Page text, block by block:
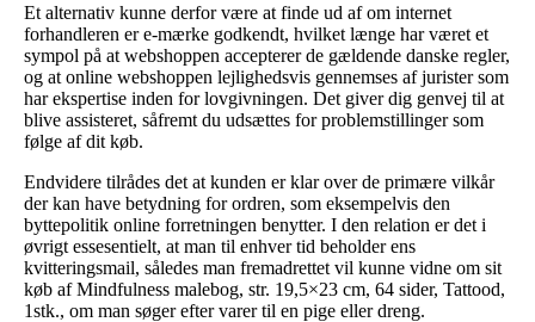
Et alternativ kunne derfor være at finde ud af om internet
forhandleren er e-mærke godkendt, hvilket længe har været et
sympol på at webshoppen accepterer de gældende danske regler,
og at online webshoppen lejlighedsvis gennemses af jurister som
har ekspertise inden for lovgivningen. Det giver dig genvej til at
blive assisteret, såfremt du udsættes for problemstillinger som
følge af dit køb.
Endvidere tilrådes det at kunden er klar over de primære vilkår
der kan have betydning for ordren, som eksempelvis den
byttepolitik online forretningen benytter. I den relation er det i
øvrigt essesentielt, at man til enhver tid beholder ens
kvitteringsmail, således man fremadrettet vil kunne vidne om sit
køb af Mindfulness malebog, str. 19,5×23 cm, 64 sider, Tattood,
1stk., om man søger efter varer til en pige eller dreng.